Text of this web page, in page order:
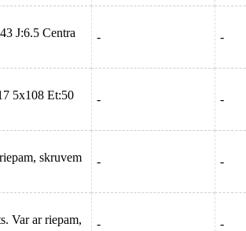
J:6.5 Centra
- -
5x108 Et:50
- -
skruvem
- -
Var ar riepam,
- -